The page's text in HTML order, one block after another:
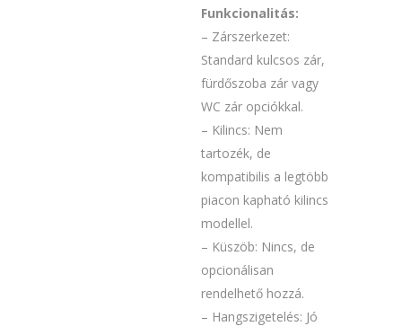
Funkcionalitás:
– Zárszerkezet:
Standard kulcsos zár,
fürdőszoba zár vagy
WC zár opciókkal.
– Kilincs: Nem
tartozék, de
kompatibilis a legtöbb
piacon kapható kilincs
modellel.
– Küszöb: Nincs, de
opcionálisan
rendelhető hozzá.
– Hangszigetelés: Jó